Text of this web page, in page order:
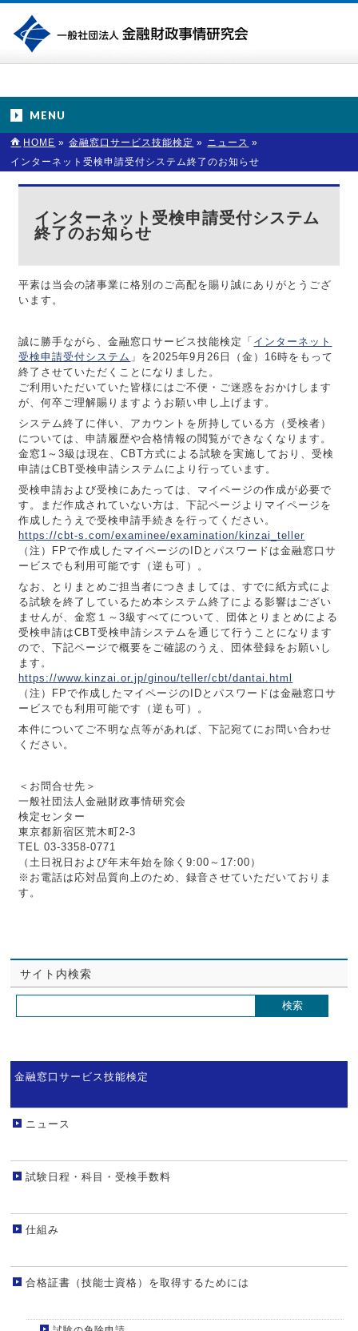
MENU
HOME » 金融窓口サービス技能検定 » ニュース »
インターネット受検申請受付システム終了のお知らせ
インターネット受検申請受付システム
終了のお知らせ
平素は当会の諸事業に格別のご高配を賜り誠にありがとうござ
います。
誠に勝手ながら、金融窓口サービス技能検定「 インターネット
受検申請受付システム 」を2025年9月26日（金）16時をもって
終了させていただくことになりました。
ご利用いただいていた皆様にはご不便・ご迷惑をおかけします
が、何卒ご理解賜りますようお願い申し上げます。
システム終了に伴い、アカウントを所持している方（受検者）
については、申請履歴や合格情報の閲覧ができなくなります。
金窓1～3級は現在、CBT方式による試験を実施しており、受検
申請はCBT受検申請システムにより行っています。
受検申請および受検にあたっては、マイページの作成が必要で
す。まだ作成されていない方は、下記ページよりマイページを
作成したうえで受検申請手続きを行ってください。
https://cbt-s.com/examinee/examination/kinzai_teller
（注）FPで作成したマイページのIDとパスワードは金融窓口サ
ービスでも利用可能です（逆も可）。
なお、とりまとめご担当者につきましては、すでに紙方式によ
る試験を終了しているため本システム終了による影響はござい
ませんが、金窓１～3級すべてについて、団体とりまとめによる
受検申請はCBT受検申請システムを通じて行うことになります
ので、下記ページで概要をご確認のうえ、団体登録をお願いし
ます。
https://www.kinzai.or.jp/ginou/teller/cbt/dantai.html
（注）FPで作成したマイページのIDとパスワードは金融窓口サ
ービスでも利用可能です（逆も可）。
本件についてご不明な点等があれば、下記宛てにお問い合わせ
ください。
＜お問合せ先＞
一般社団法人金融財政事情研究会
検定センター
東京都新宿区荒木町2-3
TEL 03-3358-0771
（土日祝日および年末年始を除く9:00～17:00）
※お電話は応対品質向上のため、録音させていただいておりま
す。
サイト内検索
金融窓口サービス技能検定
ニュース
試験日程・科目・受検手数料
仕組み
合格証書（技能士資格）を取得するためには